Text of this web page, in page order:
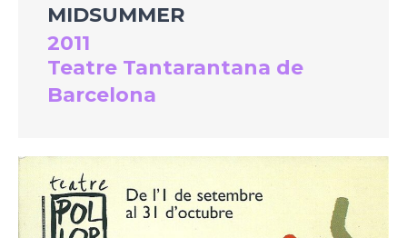
MIDSUMMER
2011
Teatre Tantarantana de
Barcelona